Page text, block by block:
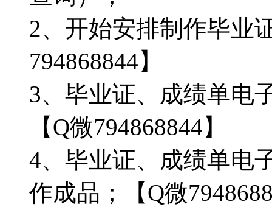
2、开始安排制作毕业
794868844】
3、毕业证、成绩单电
【Q微794868844】
4、毕业证、成绩单电
作成品；【Q微